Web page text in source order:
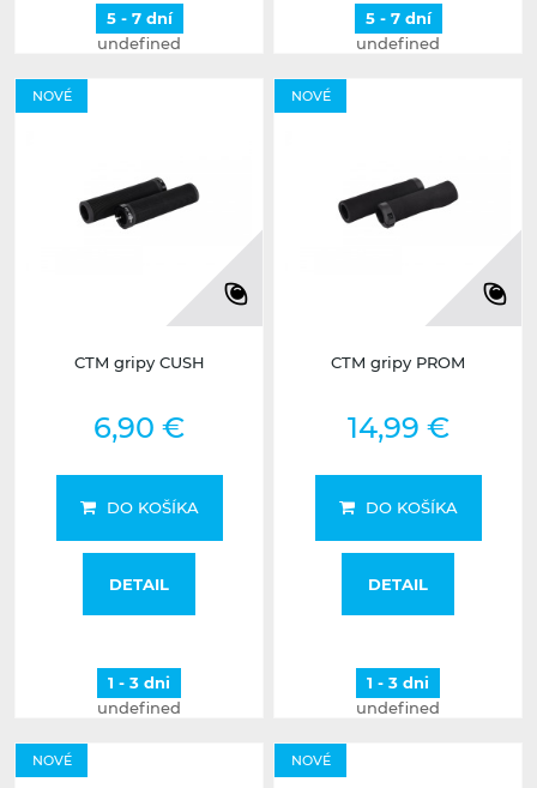
5 - 7 dní
undefined
5 - 7 dní
undefined
NOVÉ
CTM gripy CUSH
6,90 €
DO KOŠÍKA
DETAIL
1 - 3 dni
undefined
NOVÉ
CTM gripy PROM
14,99 €
DO KOŠÍKA
DETAIL
1 - 3 dni
undefined
NOVÉ NOVÉ